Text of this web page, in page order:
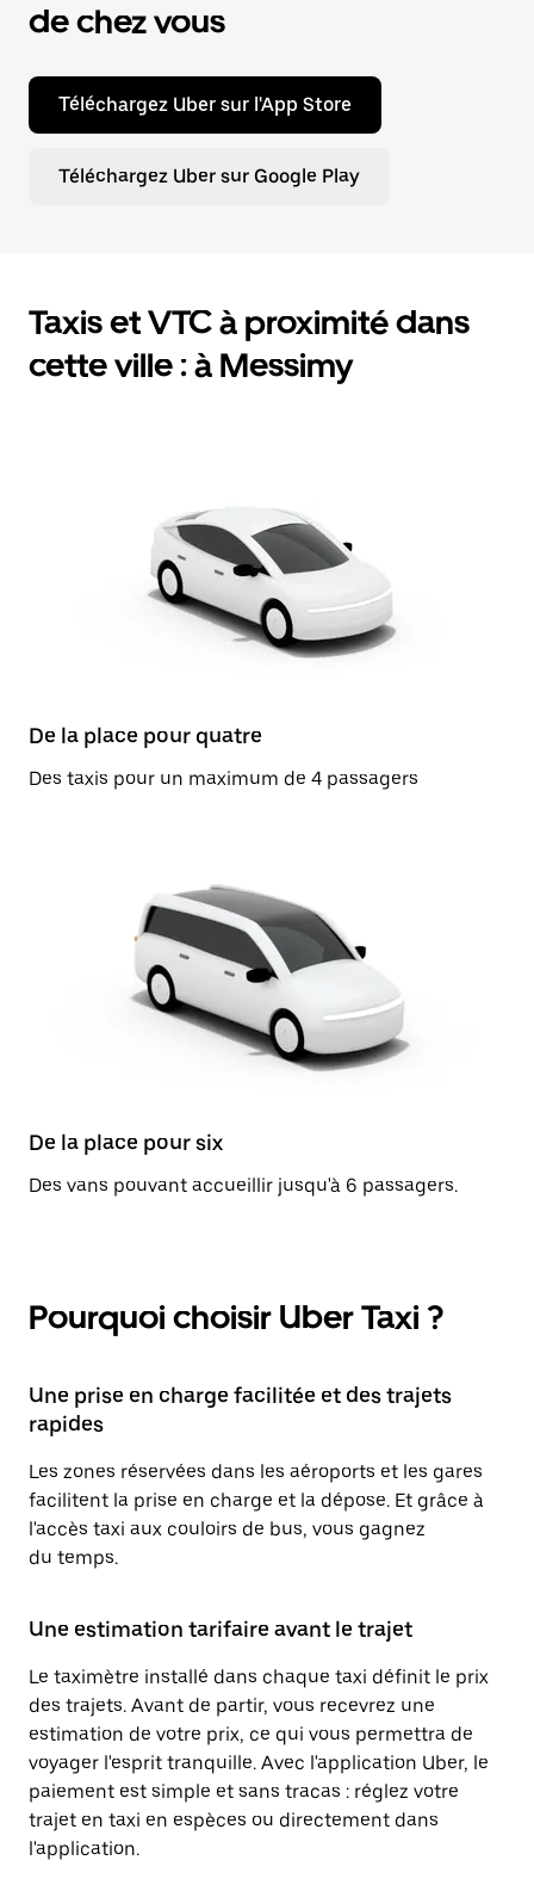
de chez vous
Téléchargez Uber sur l'App Store
Téléchargez Uber sur Google Play
Taxis et VTC à proximité dans
cette ville : à Messimy
De la place pour quatre
Des taxis pour un maximum de 4 passagers
De la place pour six
Des vans pouvant accueillir jusqu'à 6 passagers.
Pourquoi choisir Uber Taxi ?
Une prise en charge facilitée et des trajets
rapides
Les zones réservées dans les aéroports et les gares
facilitent la prise en charge et la dépose. Et grâce à
l'accès taxi aux couloirs de bus, vous gagnez
du temps.
Une estimation tarifaire avant le trajet
Le taximètre installé dans chaque taxi définit le prix
des trajets. Avant de partir, vous recevrez une
estimation de votre prix, ce qui vous permettra de
voyager l'esprit tranquille. Avec l'application Uber, le
paiement est simple et sans tracas : réglez votre
trajet en taxi en espèces ou directement dans
l'application.